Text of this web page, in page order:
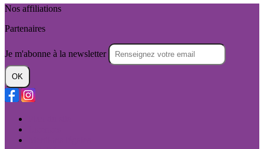
Nos affiliations
Partenaires
Je m'abonne à la newsletter
OK